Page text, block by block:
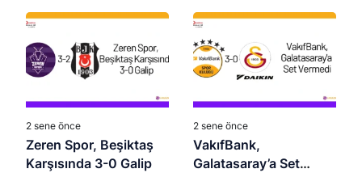
Dönüyor
2 sene önce
Zeren Spor, Beşiktaş
Karşısında 3-0 Galip
2 sene önce
VakıfBank,
Galatasaray’a Set